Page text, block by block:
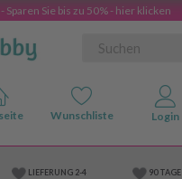
Sparen Sie bis zu 50% - hier klicken
LIEFERUNG 2-4
90 TAGE